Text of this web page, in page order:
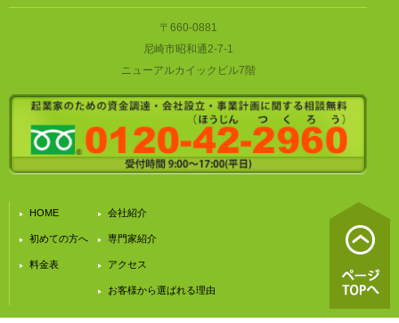
〒660-0881
尼崎市昭和通2-7-1
ニューアルカイックビル7階
HOME
初めての方へ
料金表
会社紹介
専門家紹介
アクセス
お客様から選ばれる理由